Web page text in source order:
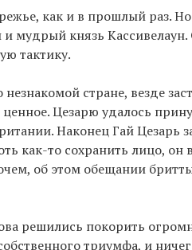
как и в прошлый раз.
мудрый князь
тактику.
стране, везде
Цезарю удалось
Наконец Гай Цезарь
как-то сохранить лицо,
об этом обещании
решились покорить
триумфа, и